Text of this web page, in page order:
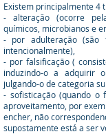
Existem principalmente 4
- alteração (ocorre
químicos, microbianos e
- por adulteração (são
intencionalmente),
- por falsificação (
induzindo-o a adquirir
julgando-o de categoria
- sofisticação (quando o
aproveitamento, por
encher, não
supostamente está a ser